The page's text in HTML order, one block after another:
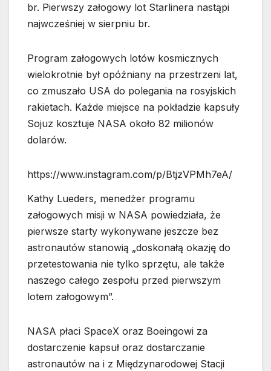
br. Pierwszy załogowy lot Starlinera nastąpi
najwcześniej w sierpniu br.
Program załogowych lotów kosmicznych
wielokrotnie był opóźniany na przestrzeni lat,
co zmuszało USA do polegania na rosyjskich
rakietach. Każde miejsce na pokładzie kapsuły
Sojuz kosztuje NASA około 82 milionów
dolarów.
https://www.instagram.com/p/BtjzVPMh7eA/
Kathy Lueders, menedżer programu
załogowych misji w NASA powiedziała, że
pierwsze starty wykonywane jeszcze bez
astronautów stanowią „doskonałą okazję do
przetestowania nie tylko sprzętu, ale także
naszego całego zespołu przed pierwszym
lotem załogowym”.
NASA płaci SpaceX oraz Boeingowi za
dostarczenie kapsuł oraz dostarczanie
astronautów na i z Międzynarodowej Stacji